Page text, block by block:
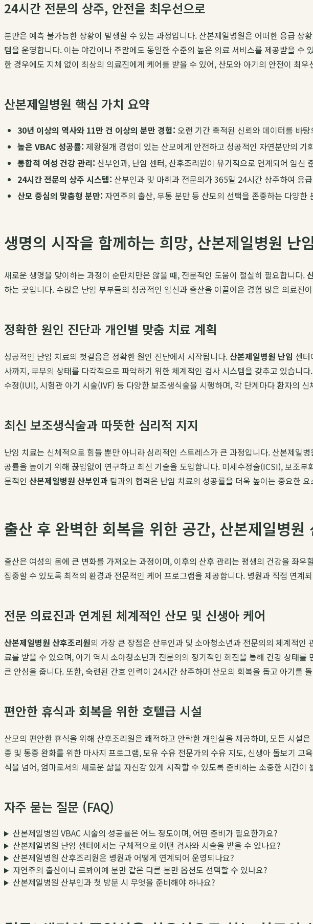
24시간 전문의 상주, 안전을 최우선으로
분만은 예측 불가능한 상황이 발생할 수 있는 과정입니다. 산본제일병원은 어떠한 응급
템을 운영합니다. 이는 야간이나 주말에도 동일한 수준의 높은 의료 서비스를 제공받을
한 경우에도 지체 없이 최상의 의료진에게 케어를 받을 수 있어, 산모와 아기의 안전이 최우
산본제일병원 핵심 가치 요약
30년 이상의 역사와 11만 건 이상의 분만 경험: 오랜 기간 축적된 신뢰와 데이터를 바
높은 VBAC 성공률: 제왕절개 경험이 있는 산모에게 안전하고 성공적인 자연분만의 기
통합적 여성 건강 관리: 산부인과, 난임 센터, 산후조리원이 유기적으로 연계되어 임신
24시간 전문의 상주 시스템: 산부인과 및 마취과 전문의가 365일 24시간 상주하여 응
산모 중심의 맞춤형 분만: 자연주의 출산, 무통 분만 등 산모의 선택을 존중하는 다양한
생명의 시작을 함께하는 희망, 산본제일병원 난
새로운 생명을 맞이하는 과정이 순탄치만은 않을 때, 전문적인 도움이 절실히 필요합니다.
하는 곳입니다. 수많은 난임 부부들의 성공적인 임신과 출산을 이끌어온 경험 많은 의료진
정확한 원인 진단과 개인별 맞춤 치료 계획
성공적인 난임 치료의 첫걸음은 정확한 원인 진단에서 시작됩니다.산본제일병원 난임 센
사까지, 부부의 상태를 다각적으로 파악하기 위한 체계적인 검사 시스템을 갖추고 있습니
수정(IUI), 시험관 아기 시술(IVF) 등 다양한 보조생식술을 시행하며, 각 단계마다 환자의
최신 보조생식술과 따뜻한 심리적 지지
난임 치료는 신체적으로 힘들 뿐만 아니라 심리적인 스트레스가 큰 과정입니다. 산본제일
공률을 높이기 위해 끊임없이 연구하고 최신 기술을 도입합니다. 미세수정술(ICSI), 보조
문적인 산본제일병원 산부인과 팀과의 협력은 난임 치료의 성공률을 더욱 높이는 중요한
출산 후 완벽한 회복을 위한 공간, 산본제일병원
출산은 여성의 몸에 큰 변화를 가져오는 과정이며, 이후의 산후 관리는 평생의 건강을 좌우
집중할 수 있도록 최적의 환경과 전문적인 케어 프로그램을 제공합니다. 병원과 직접 연계
전문 의료진과 연계된 체계적인 산모 및 신생아 케어
산본제일병원 산후조리원의 가장 큰 장점은 산부인과 및 소아청소년과 전문의의 체계적
료를 받을 수 있으며, 아기 역시 소아청소년과 전문의의 정기적인 회진을 통해 건강 상태
큰 안심을 줍니다. 또한, 숙련된 간호 인력이 24시간 상주하며 산모의 회복을 돕고 아기를
편안한 휴식과 회복을 위한 호텔급 시설
산모의 편안한 휴식을 위해 산후조리원은 쾌적하고 안락한 개인실을 제공하며, 모든 시설
종 및 통증 완화를 위한 마사지 프로그램, 모유 수유 전문가의 수유 지도, 신생아 돌보기
식을 넘어, 엄마로서의 새로운 삶을 자신감 있게 시작할 수 있도록 준비하는 소중한 시간이
자주 묻는 질문 (FAQ)
산본제일병원 VBAC 시술의 성공률은 어느 정도이며, 어떤 준비가 필요한가요?
산본제일병원 난임 센터에서는 구체적으로 어떤 검사와 시술을 받을 수 있나요?
산본제일병원 산후조리원은 병원과 어떻게 연계되어 운영되나요?
자연주의 출산이나 르봐이예 분만 같은 다른 분만 옵션도 선택할 수 있나요?
산본제일병원 산부인과 첫 방문 시 무엇을 준비해야 하나요?